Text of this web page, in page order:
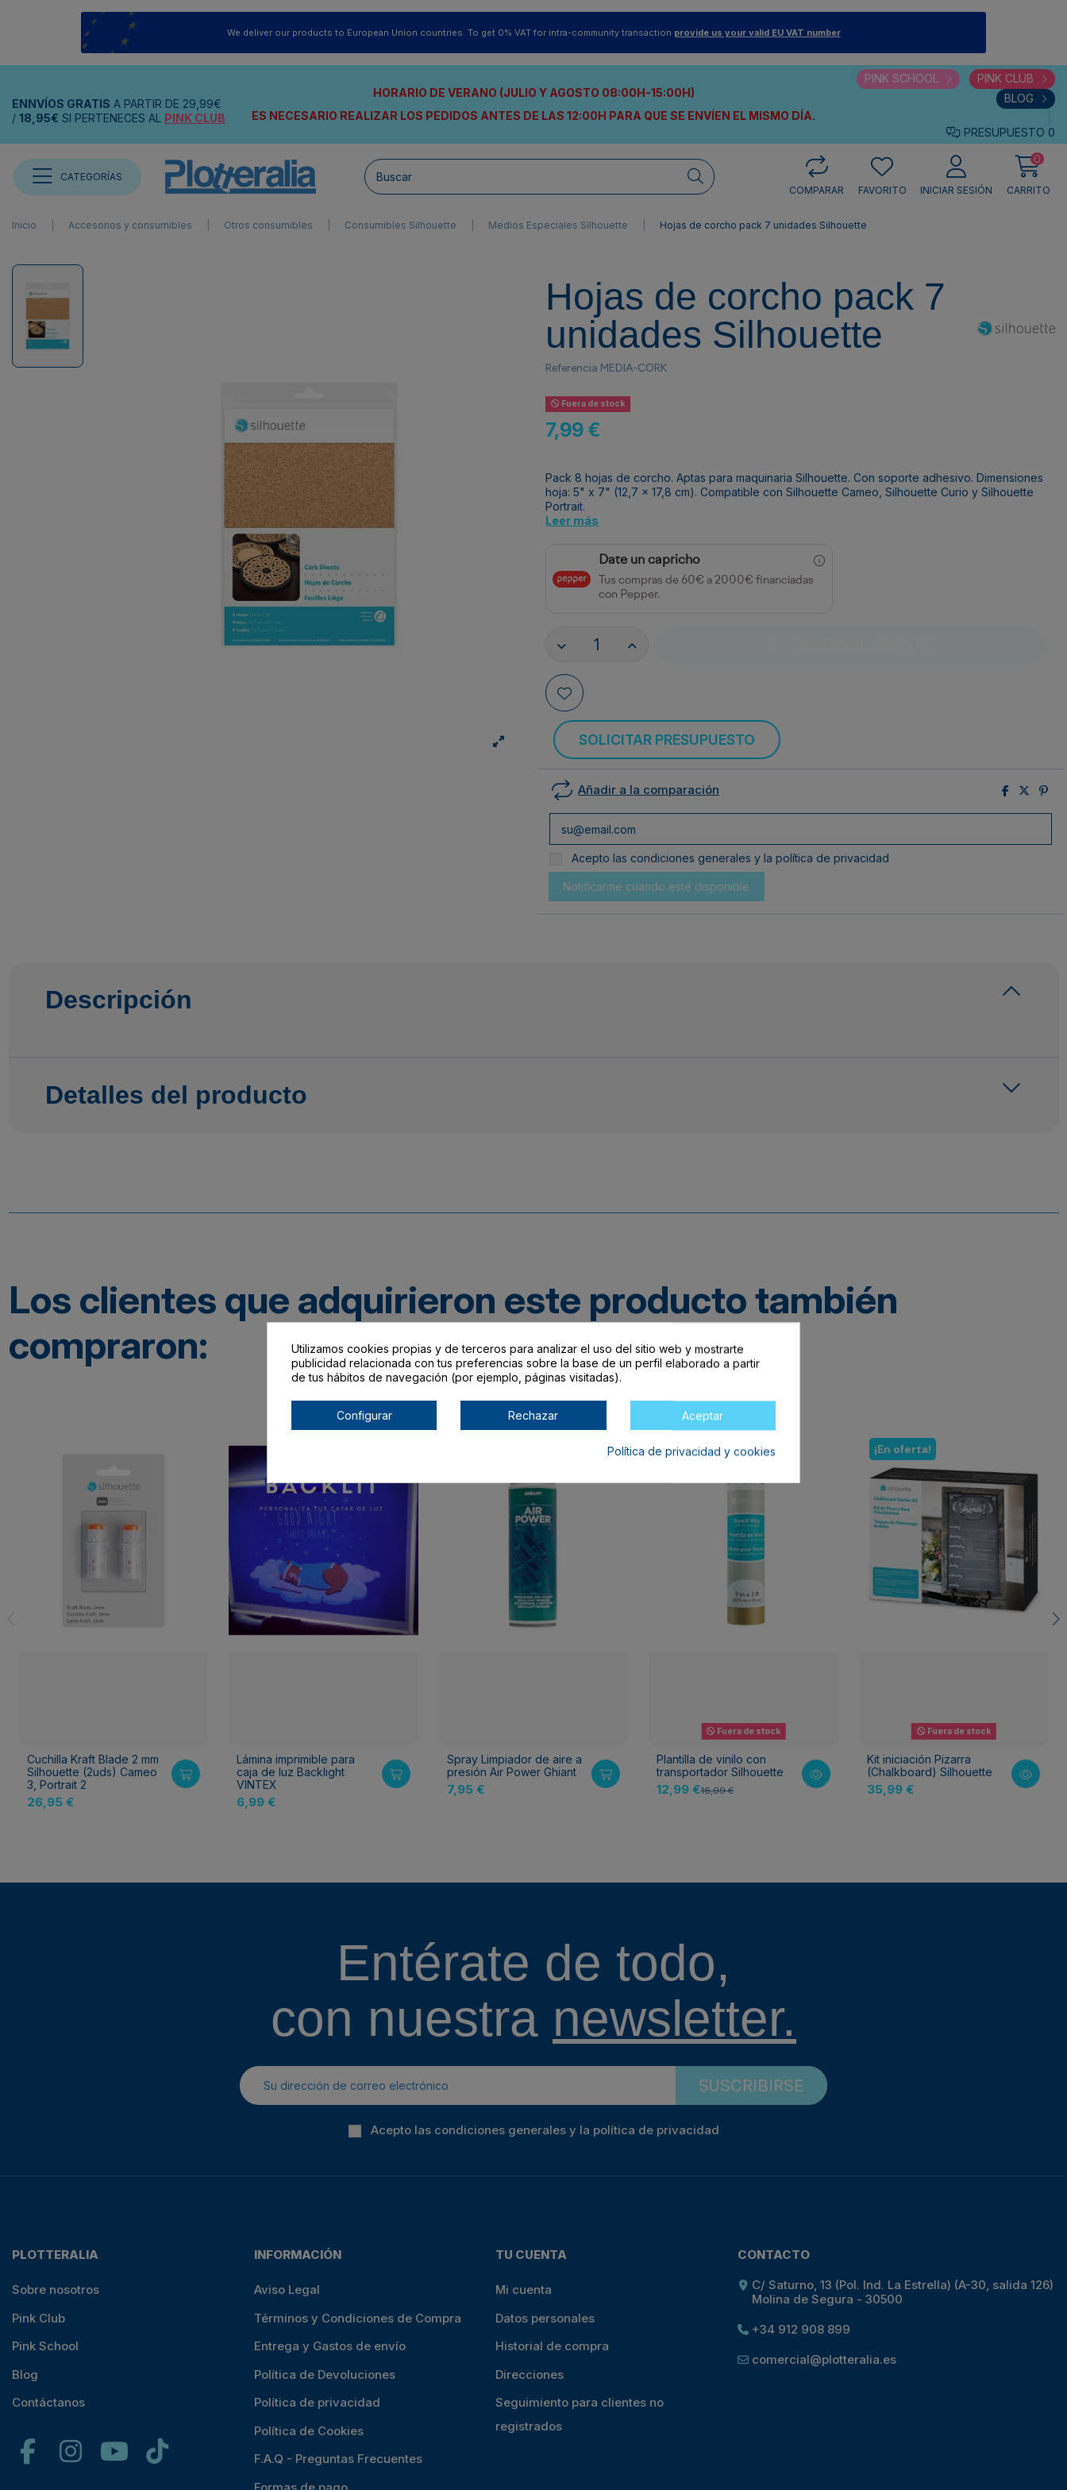
We deliver our products to European Union countries. To get 0% VAT for intra-community transaction provide us your valid EU VAT number
ENNVÍOS GRATIS A PARTIR DE 29,99€
/ 18,95€ SI PERTENECES AL PINK CLUB
HORARIO DE VERANO (JULIO Y AGOSTO 08:00H-15:00H)
ES NECESARIO REALIZAR LOS PEDIDOS ANTES DE LAS 12:00H PARA QUE SE ENVÍEN EL MISMO DÍA.
PINK SCHOOL
PINK CLUB
BLOG
PRESUPUESTO 0
CATEGORÍAS
COMPARAR
FAVORITO INICIAR SESIÓN
0
CARRITO
Inicio Accesorios y consumibles Otros consumibles Consumibles Silhouette Medios Especiales Silhouette Hojas de corcho pack 7 unidades Silhouette
Hojas de corcho pack 7
unidades Silhouette
Referencia MEDIA-CORK
Fuera de stock
7,99 €
Pack 8 hojas de corcho. Aptas para maquinaria Silhouette. Con soporte adhesivo. Dimensiones
hoja: 5" x 7" (12,7 x 17,8 cm). Compatible con Silhouette Cameo, Silhouette Curio y Silhouette
Portrait.
Leer más
Date un capricho
Tus compras de 60€ a 2000€ financiadas
con Pepper.
SOLICITAR PRESUPUESTO
Añadir a la comparación
Acepto las condiciones generales y la política de privacidad
Descripción
Detalles del producto
Los clientes que adquirieron este producto también
compraron:
Cuchilla Kraft Blade 2 mm
Silhouette (2uds) Cameo
3, Portrait 2
26,95 €
Lámina imprimible para
caja de luz Backlight
VINTEX
6,99 €
Spray Limpiador de aire a
presión Air Power Ghiant
7,95 €
-4,00 €
Fuera de stock
Plantilla de vinilo con
transportador Silhouette
12,99 €16,99 €
¡En oferta!
Fuera de stock
Kit iniciación Pizarra
(Chalkboard) Silhouette
35,99 €
Entérate de todo,
con nuestra newsletter.
SUSCRIBIRSE
Acepto las condiciones generales y la política de privacidad
PLOTTERALIA
Sobre nosotros
Pink Club
Pink School
Blog
Contáctanos
INFORMACIÓN
Aviso Legal
Términos y Condiciones de Compra
Entrega y Gastos de envío
Política de Devoluciones
Política de privacidad
Política de Cookies
F.A.Q - Preguntas Frecuentes
TU CUENTA
Mi cuenta
Datos personales
Historial de compra
Direcciones
Seguimiento para clientes no
registrados
CONTACTO
C/ Saturno, 13 (Pol. Ind. La Estrella) (A-30, salida 126)
Molina de Segura - 30500
+34 912 908 899
comercial@plotteralia.es
Utilizamos cookies propias y de terceros para analizar el uso del sitio web y mostrarte
publicidad relacionada con tus preferencias sobre la base de un perfil elaborado a partir
de tus hábitos de navegación (por ejemplo, páginas visitadas).
Configurar Rechazar Aceptar
Política de privacidad y cookies